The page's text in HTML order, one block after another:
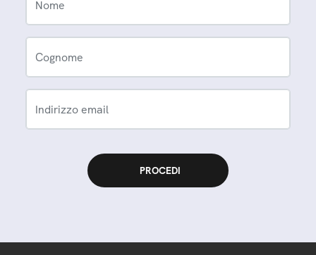
Nome
Cognome
Indirizzo email